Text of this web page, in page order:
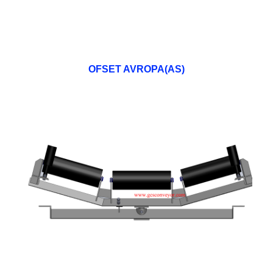
OFSET AVROPA(AS)